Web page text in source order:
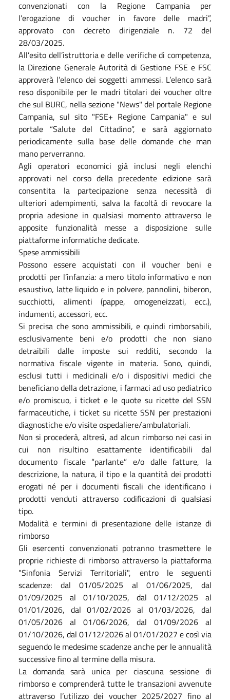
convenzionati con la Regione Campania per
l’erogazione di voucher in favore delle madri”,
approvato con decreto dirigenziale n. 72 del
28/03/2025.
All’esito dell’istruttoria e delle verifiche di competenza,
la Direzione Generale Autorità di Gestione FSE e FSC
approverà l’elenco dei soggetti ammessi. L’elenco sarà
reso disponibile per le madri titolari dei voucher oltre
che sul BURC, nella sezione "News" del portale Regione
Campania, sul sito "FSE+ Regione Campania" e sul
portale “Salute del Cittadino”, e sarà aggiornato
periodicamente sulla base delle domande che man
mano perverranno.
Agli operatori economici già inclusi negli elenchi
approvati nel corso della precedente edizione sarà
consentita la partecipazione senza necessità di
ulteriori adempimenti, salva la facoltà di revocare la
propria adesione in qualsiasi momento attraverso le
apposite funzionalità messe a disposizione sulle
piattaforme informatiche dedicate.
Spese ammissibili
Possono essere acquistati con il voucher beni e
prodotti per l’infanzia: a mero titolo informativo e non
esaustivo, latte liquido e in polvere, pannolini, biberon,
succhiotti, alimenti (pappe, omogeneizzati, ecc.),
indumenti, accessori, ecc.
Si precisa che sono ammissibili, e quindi rimborsabili,
esclusivamente beni e/o prodotti che non siano
detraibili dalle imposte sui redditi, secondo la
normativa fiscale vigente in materia. Sono, quindi,
esclusi tutti i medicinali e/o i dispositivi medici che
beneficiano della detrazione, i farmaci ad uso pediatrico
e/o promiscuo, i ticket e le quote su ricette del SSN
farmaceutiche, i ticket su ricette SSN per prestazioni
diagnostiche e/o visite ospedaliere/ambulatoriali.
Non si procederà, altresì, ad alcun rimborso nei casi in
cui non risultino esattamente identificabili dal
documento fiscale “parlante” e/o dalle fatture, la
descrizione, la natura, il tipo e la quantità dei prodotti
erogati né per i documenti fiscali che identificano i
prodotti venduti attraverso codificazioni di qualsiasi
tipo.
Modalità e termini di presentazione delle istanze di
rimborso
Gli esercenti convenzionati potranno trasmettere le
proprie richieste di rimborso attraverso la piattaforma
"Sinfonia Servizi Territoriali", entro le seguenti
scadenze: dal 01/05/2025 al 01/06/2025, dal
01/09/2025 al 01/10/2025, dal 01/12/2025 al
01/01/2026, dal 01/02/2026 al 01/03/2026, dal
01/05/2026 al 01/06/2026, dal 01/09/2026 al
01/10/2026, dal 01/12/2026 al 01/01/2027 e così via
seguendo le medesime scadenze anche per le annualità
successive fino al termine della misura.
La domanda sarà unica per ciascuna sessione di
rimborso e comprenderà tutte le transazioni avvenute
attraverso l’utilizzo dei voucher 2025/2027 fino al